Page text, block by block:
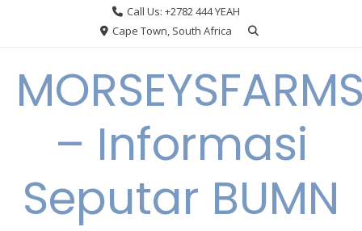
Call Us: +2782 444 YEAH
Cape Town, South Africa
– Informasi
Seputar BUMN